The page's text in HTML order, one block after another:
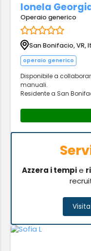
Ionela
Operaio generico
San Bonifacio, VR,
operaio generico
Disponibile a
manuali.
Residente a San
Azzera i tempie